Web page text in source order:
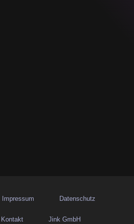
Impressum Datenschutz
Kontakt Jink GmbH